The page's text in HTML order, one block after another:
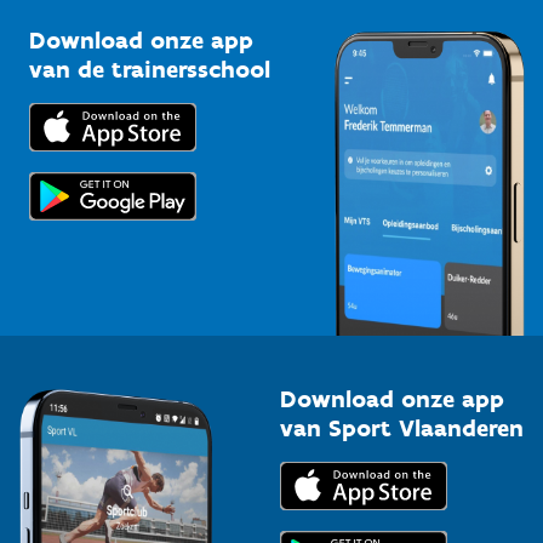
Bedrijven
Trainers en begeleiders
Topsporters
Kennisplatform
Downloads
Voor de pers
Download onze app
van de trainersschool
Download onze app
van Sport Vlaanderen